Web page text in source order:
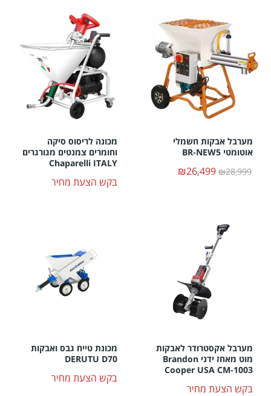
מערבל אבקות חשמלי
אוטומטי BR-NEW5
₪28,999
₪26,499
מכונה לריסוס סיקה
וחומרים צמנטים מגורגרים
Chaparelli ITALY
בקש הצעת מחיר
מערבל אקסטרודר לאבקות
מוט מאחז ידני Brandon
Cooper USA CM-1003
בקש הצעת מחיר
מכונת טייח גבס ואבקות
DERUTU D70
בקש הצעת מחיר